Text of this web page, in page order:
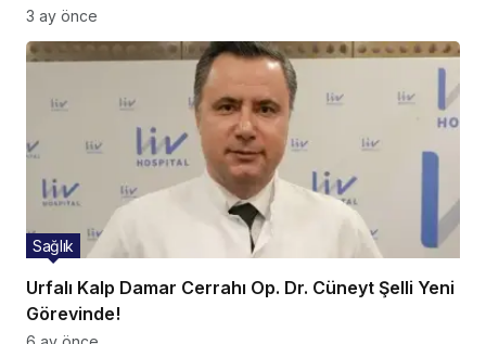
3 ay önce
Urfalı Kalp Damar Cerrahı Op. Dr. Cüneyt Şelli Yeni
Görevinde!
Sağlık